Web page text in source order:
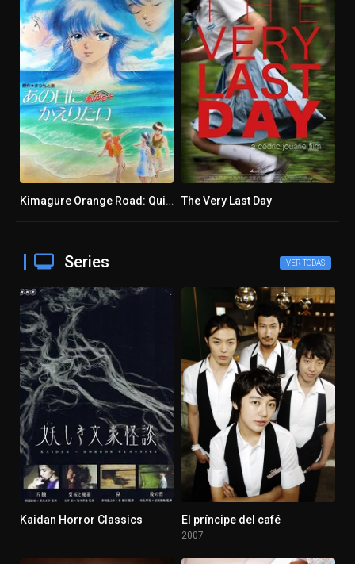
6.9Kimagure Orange Road: Quiero volver a ese día The Very Last Day
Series VER TODAS
Kaidan Horror Classics El príncipe del café
2007